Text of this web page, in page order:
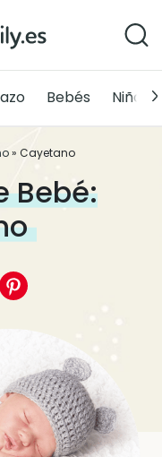
Bebés Niños
» Cayetano
Bebé: